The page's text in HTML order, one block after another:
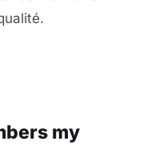
my